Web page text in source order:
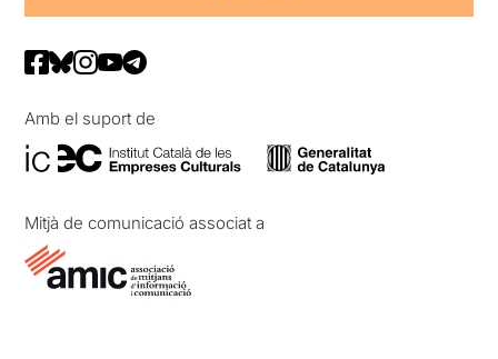
Amb el suport de
Mitjà de comunicació associat a